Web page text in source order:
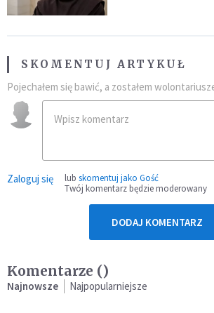
SKOMENTUJ ARTYKUŁ
Pojechałem się bawić, a zostałem
Zaloguj się lub skomentuj jako Gość
Twój komentarz będzie moderowany
DODAJ KOMENTARZ
Komentarze ()
Najnowsze Najpopularniejsze